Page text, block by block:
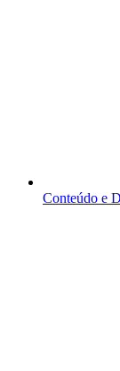
Conteúdo e